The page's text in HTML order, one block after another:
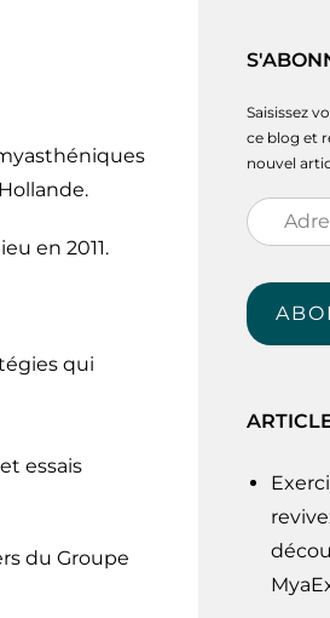
en 2011.
qui
essais
du Groupe
Saisissez
ce blog et
nouvel
Adresse
e-
mail